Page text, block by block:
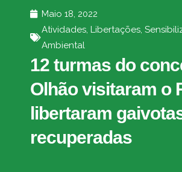
Maio 18, 2022
Atividades, Libertações,
Ambiental
12 turmas do
Olhão visitaram o
libertaram
recuperadas